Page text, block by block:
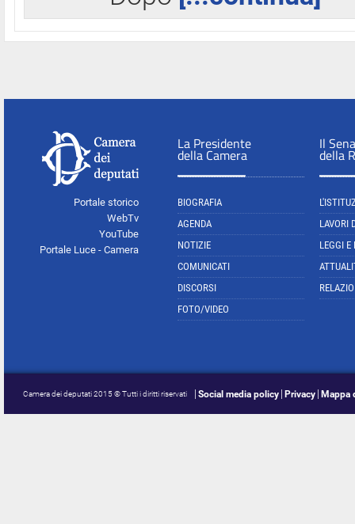
Portale storico
WebTv
YouTube
Portale Luce - Camera
La Presidente
della Camera
BIOGRAFIA
AGENDA
NOTIZIE
COMUNICATI
DISCORSI
FOTO/VIDEO
Il
della
LAVORI
LEGGI E
Camera dei deputati 2015 © Tutti i diritti riservati Social media policy Privacy Mappa